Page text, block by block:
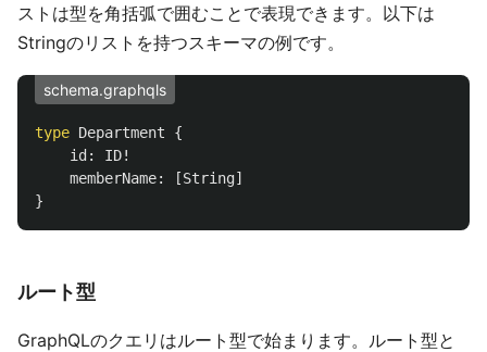
ストは型を角括弧で囲むことで表現できます。以下は
Stringのリストを持つスキーマの例です。
schema.graphqls
type Department
{
id : ID!
memberName: [String]
}
ルート型
GraphQLのクエリはルート型で始まります。ルート型と